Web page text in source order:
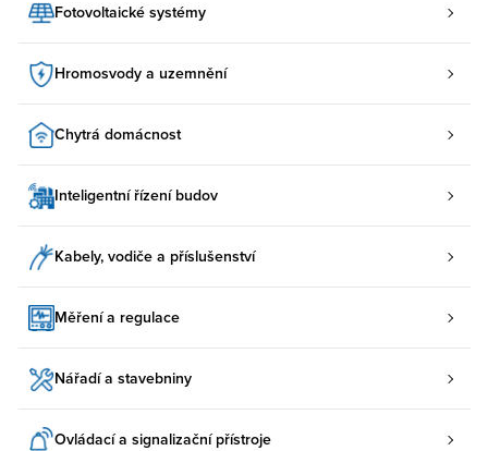
Fotovoltaické systémy
Hromosvody a uzemnění
Chytrá domácnost
Inteligentní řízení budov
Kabely, vodiče a příslušenství
Měření a regulace
Nářadí a stavebniny
Ovládací a signalizační přístroje